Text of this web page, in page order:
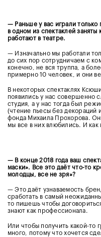
— Раньше у вас играли
в одном из спектаклей
работают в театре.
— Изначально мы работали
до сих пор сотрудничаем с
конечно, не вся труппа, а
примерно 10 человек, и они
В некоторых спектаклях
появились у нас совершенно
студия, а у нас тогда был
(чтение пьесы без
фонда Михаила Прохорова.
мы все в них влюбились. И как
— В конце 2018 года ваш
маски». Все это даёт что-то
молодцы, все не зря»?
— Это даёт узнаваемость
сработать в самый
то пишешь чтобы
знают как профессионала.
Или чтобы получить какой-то
много, потому что хочется